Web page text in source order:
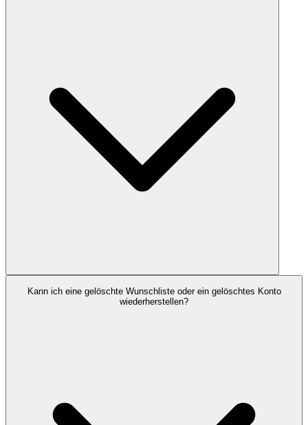
Kann ich eine gelöschte Wunschliste oder ein gelöschtes Konto
wiederherstellen?